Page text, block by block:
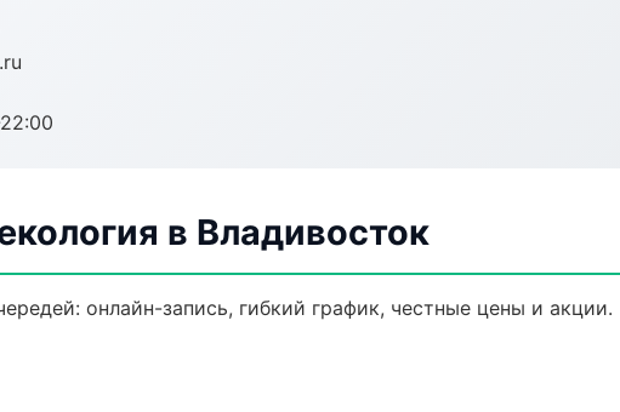
в Владивосток
онлайн-запись, гибкий график, честные цены и акции.